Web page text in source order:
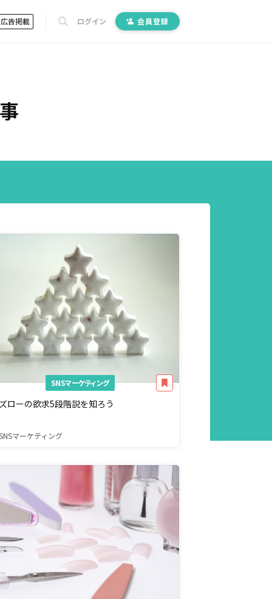
広告掲載 ログイン 会員登録
SNSマーケティング
ローの欲求5段階説を知ろう
マーケティング